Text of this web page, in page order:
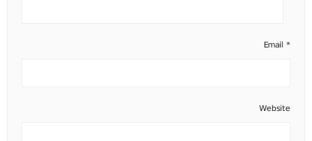
Email *
Website